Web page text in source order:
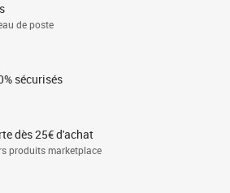
de poste
sécurisés
dès 25€ d'achat
produits marketplace